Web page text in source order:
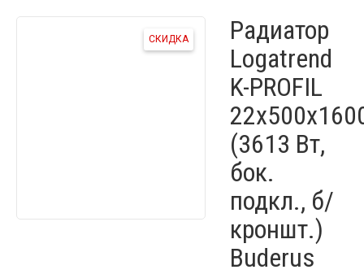
СКИДКА
Радиатор
Logatrend
K-PROFIL
(3613 Вт,
бок.
подкл., б/
кроншт.)
Buderus